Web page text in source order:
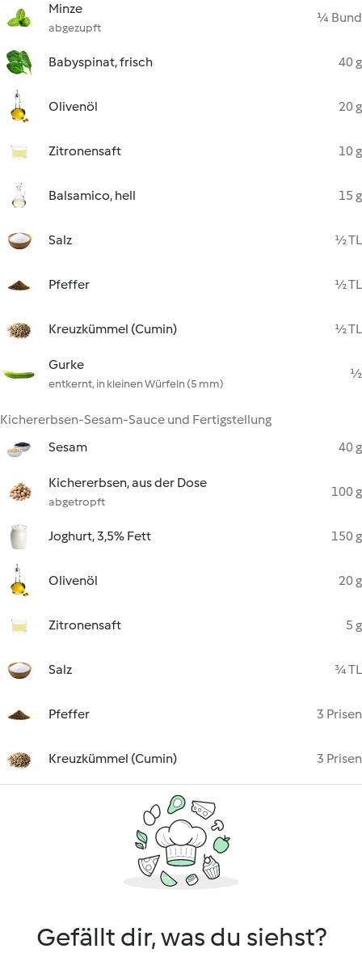
Minze
abgezupft
¼ Bund
Babyspinat, frisch 40 g
Olivenöl 20 g
Zitronensaft 10 g
Balsamico, hell 15 g
Salz ½ TL
Pfeffer ½ TL
Kreuzkümmel (Cumin) ½ TL
Gurke
entkernt, in kleinen Würfeln (5 mm)
½
Kichererbsen-Sesam-Sauce und Fertigstellung
Sesam
40 g
Kichererbsen, aus der Dose
abgetropft
100 g
Joghurt, 3,5% Fett 150 g
Olivenöl 20 g
Zitronensaft 5 g
Salz ¾ TL
Pfeffer 3 Prisen
Kreuzkümmel (Cumin) 3 Prisen
Gefällt dir, was du siehst?